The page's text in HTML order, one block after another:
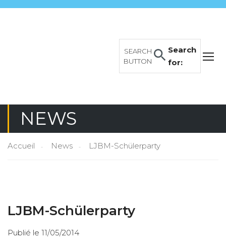
Search
for:
SEARCH
BUTTON
NEWS
Accueil News LJBM-Schülerparty
LJBM-Schülerparty
Publié le 11/05/2014